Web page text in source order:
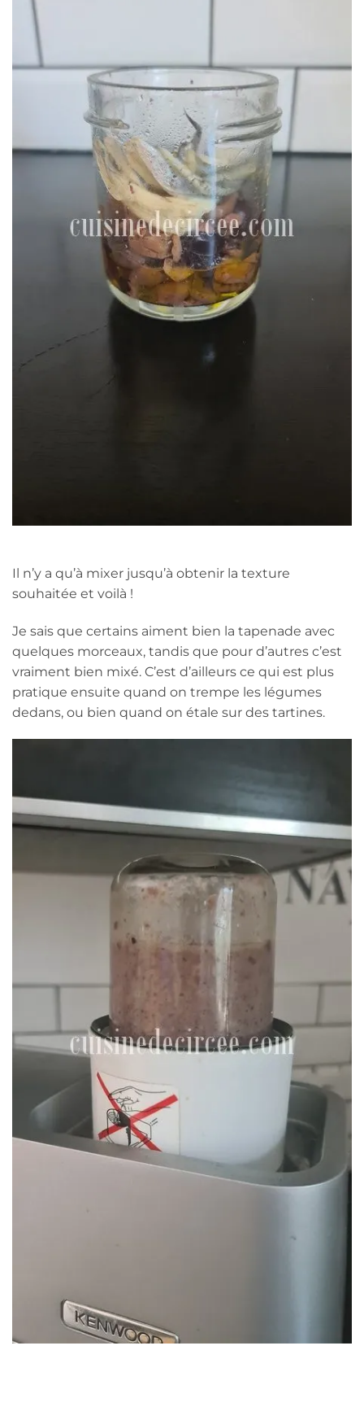
Il n’y a qu’à mixer jusqu’à obtenir la texture
souhaitée et voilà !
Je sais que certains aiment bien la tapenade avec
quelques morceaux, tandis que pour d’autres c’est
vraiment bien mixé. C’est d’ailleurs ce qui est plus
pratique ensuite quand on trempe les légumes
dedans, ou bien quand on étale sur des tartines.